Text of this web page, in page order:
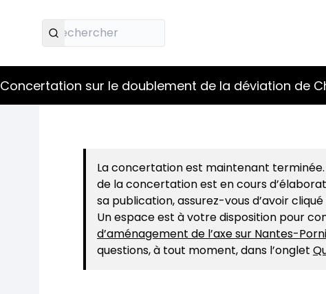
Concertation sur le doublement de la déviation de
La concertation est maintenant
de la concertation est en cours
sa publication, assurez-vous d’avoir
Un espace est à votre disposition pour
d’aménagement de l’axe sur Nantes-
questions, à tout moment, dans l’onglet